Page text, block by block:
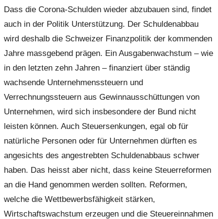
Dass die Corona-Schulden wieder abzubauen sind, findet
auch in der Politik Unterstützung. Der Schuldenabbau
wird deshalb die Schweizer Finanzpolitik der kommenden
Jahre massgebend prägen. Ein Ausgabenwachstum – wie
in den letzten zehn Jahren – finanziert über ständig
wachsende Unternehmenssteuern und
Verrechnungssteuern aus Gewinnausschüttungen von
Unternehmen, wird sich insbesondere der Bund nicht
leisten können. Auch Steuersenkungen, egal ob für
natürliche Personen oder für Unternehmen dürften es
angesichts des angestrebten Schuldenabbaus schwer
haben. Das heisst aber nicht, dass keine Steuerreformen
an die Hand genommen werden sollten. Reformen,
welche die Wettbewerbsfähigkeit stärken,
Wirtschaftswachstum erzeugen und die Steuereinnahmen